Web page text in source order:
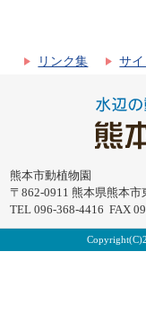
リンク集 サ
熊本市動植物園
〒862-0911 熊本県熊本市
TEL 096-368-4416 FAX